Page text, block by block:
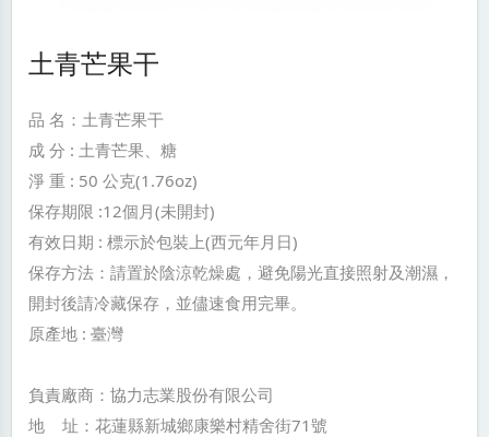
土青芒果干
品 名：土青芒果干
成 分 : 土青芒果、糖
淨 重 : 50 公克(1.76oz)
保存期限 :12個月(未開封)
有效日期 : 標示於包裝上(西元年月日)
保存方法：請置於陰涼乾燥處，避免陽光直接照射及潮濕，
開封後請冷藏保存，並儘速食用完畢。
原產地 : 臺灣
負責廠商：協力志業股份有限公司
地 址：花蓮縣新城鄉康樂村精舍街71號